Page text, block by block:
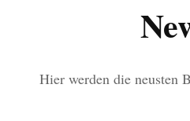
Hier werden die neusten